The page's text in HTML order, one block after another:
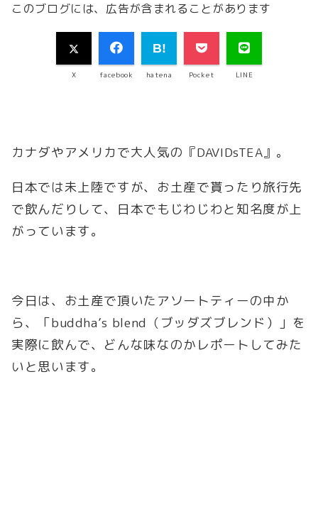
このブログには、広告が含まれることがあります
X facebook hatena Pocket LINE
カナダやアメリカで大人気の『DAVIDsTEA』。
日本では未上陸ですが、お土産で貰ったり旅行先
で飲んだりして、日本でもじわじわと知名度が上
がっています。
今日は、お土産で頂いたアソートティーの中か
ら、「buddha’s blend（ブッダズブレンド）」を
実際に飲んで、どんな味なのかレポートしてみた
いと思います。